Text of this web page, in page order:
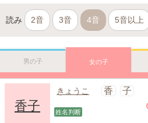
読み 2音 3音 4音 5音以上
男の子 女の子
香子
きょうこ 香 子
姓名判断